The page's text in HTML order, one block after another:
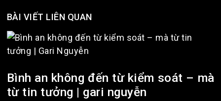
BÀI VIẾT LIÊN QUAN
Bình an không đến từ kiểm soát – mà
từ tin tưởng | gari nguyễn